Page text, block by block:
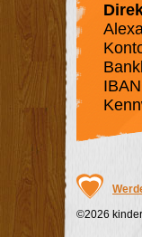
©2026